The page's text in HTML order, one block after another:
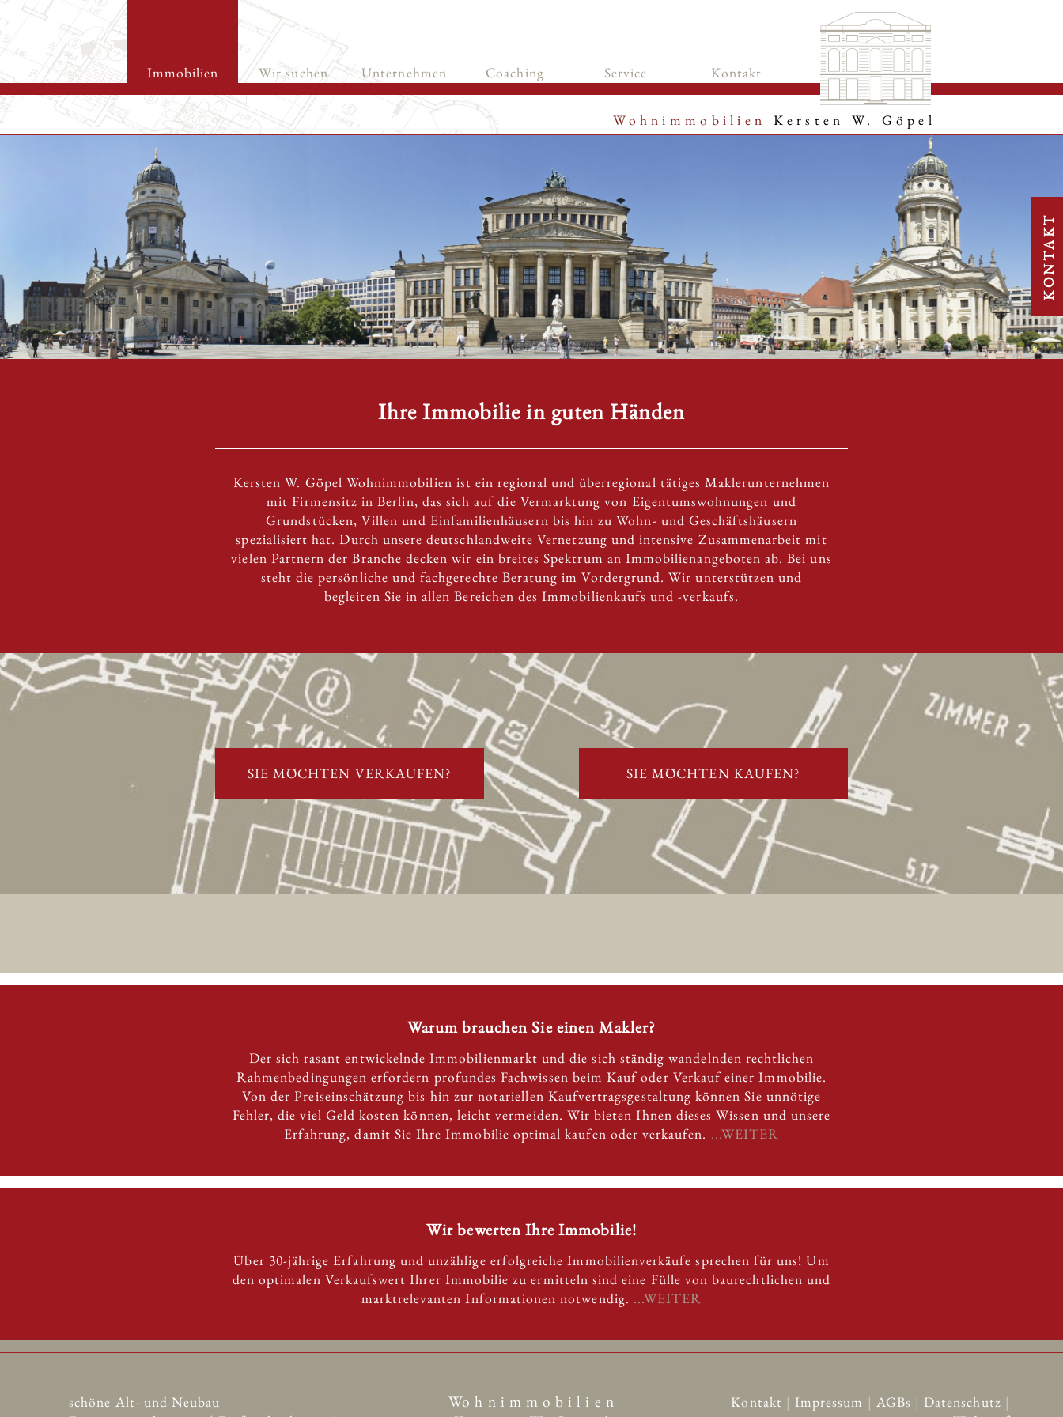
Immobilien Wir suchen Unternehmen Coaching Service Kontakt
Wohnimmobilien Kersten W. Göpel
KONTAKT
Ihre Immobilie in guten Händen
Kersten W. Göpel Wohnimmobilien ist ein regional und überregional tätiges Maklerunternehmen
mit Firmensitz in Berlin, das sich auf die Vermarktung von Eigentumswohnungen und
Grundstücken, Villen und Einfamilienhäusern bis hin zu Wohn- und Geschäftshäusern
spezialisiert hat. Durch unsere deutschlandweite Vernetzung und intensive Zusammenarbeit mit
vielen Partnern der Branche decken wir ein breites Spektrum an Immobilienangeboten ab. Bei uns
steht die persönliche und fachgerechte Beratung im Vordergrund. Wir unterstützen und
begleiten Sie in allen Bereichen des Immobilienkaufs und -verkaufs.
SIE MÖCHTEN VERKAUFEN? SIE MÖCHTEN KAUFEN?
Warum brauchen Sie einen Makler?
Der sich rasant entwickelnde Immobilienmarkt und die sich ständig wandelnden rechtlichen
Rahmenbedingungen erfordern profundes Fachwissen beim Kauf oder Verkauf einer Immobilie.
Von der Preiseinschätzung bis hin zur notariellen Kaufvertragsgestaltung können Sie unnötige
Fehler, die viel Geld kosten können, leicht vermeiden. Wir bieten Ihnen dieses Wissen und unsere
Erfahrung, damit Sie Ihre Immobilie optimal kaufen oder verkaufen. ...WEITER
Wir bewerten Ihre Immobilie!
Über 30-jährige Erfahrung und unzählige erfolgreiche Immobilienverkäufe sprechen für uns! Um
den optimalen Verkaufswert Ihrer Immobilie zu ermitteln sind eine Fülle von baurechtlichen und
marktrelevanten Informationen notwendig. ...WEITER
schöne Alt- und Neubau
Wo h n i m m o b i l i e n Kontakt | Impressum | AGBs | Datenschutz |